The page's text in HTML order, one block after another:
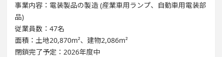
事業内容：電装製品の製造 (産業車用ランプ、自動車用電装部
品)
従業員数：47名
面積：土地20,870m²、建物2,086m²
閉鎖完了予定：2026年度中